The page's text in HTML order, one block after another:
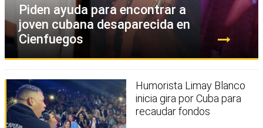
Piden ayuda para encontrar a
joven cubana desaparecida en
Cienfuegos
Humorista Limay Blanco
inicia gira por Cuba para
recaudar fondos